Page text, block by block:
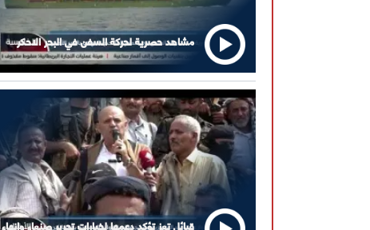
مشاهد حصرية لحركة السفن في البحر الاحكر
قبائل تعز تؤكد دعمها لخيارات تحرير صنعاء وإنهاء